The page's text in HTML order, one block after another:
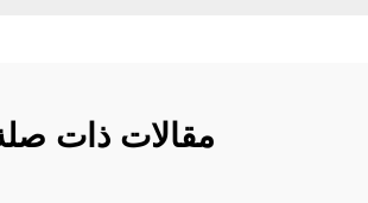
مقالات ذات